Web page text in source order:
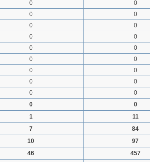
0 0
0 0
0 0
0 0
0 0
0 0
0 0
0 0
0 0
0 0
1 11
7 84
10 97
46 457